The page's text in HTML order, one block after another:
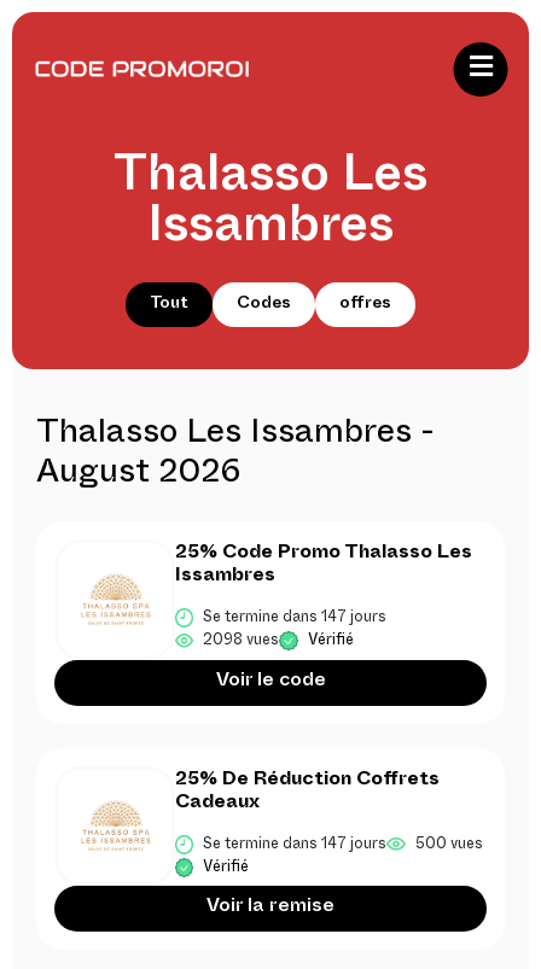
Thalasso Les
Issambres
Tout Codes offres
Thalasso Les Issambres -
August 2026
25% Code Promo Thalasso Les
Issambres
Se termine dans 147 jours
2098 vues Vérifié
Voir le code
25% De Réduction Coffrets
Cadeaux
Se termine dans 147 jours 500 vues
Vérifié
Voir la remise